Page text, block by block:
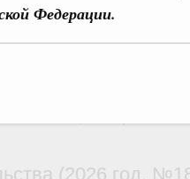
Федерации.
(2026 год,
(2026 год,